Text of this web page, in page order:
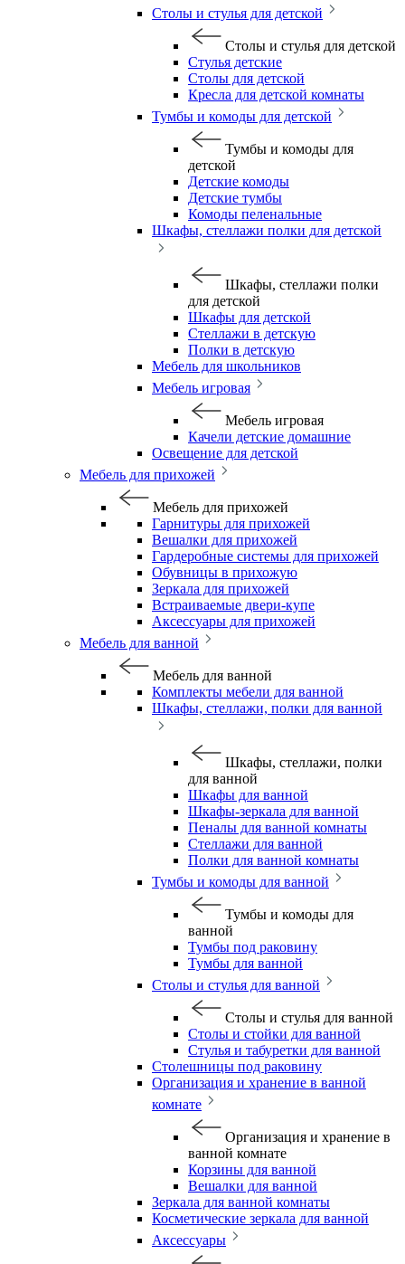
Столы и стулья для детской
Столы и стулья для детской
Стулья детские
Столы для детской
Кресла для детской комнаты
Тумбы и комоды для детской
Тумбы и комоды для
детской
Детские комоды
Детские тумбы
Комоды пеленальные
Шкафы, стеллажи полки для детской
Шкафы, стеллажи полки
для детской
Шкафы для детской
Стеллажи в детскую
Полки в детскую
Мебель для школьников
Мебель игровая
Мебель игровая
Качели детские домашние
Освещение для детской
Мебель для прихожей
Мебель для прихожей
Гарнитуры для прихожей
Вешалки для прихожей
Гардеробные системы для прихожей
Обувницы в прихожую
Зеркала для прихожей
Встраиваемые двери-купе
Аксессуары для прихожей
Мебель для ванной
Мебель для ванной
Комплекты мебели для ванной
Шкафы, стеллажи, полки для ванной
Шкафы, стеллажи, полки
для ванной
Шкафы для ванной
Шкафы-зеркала для ванной
Пеналы для ванной комнаты
Стеллажи для ванной
Полки для ванной комнаты
Тумбы и комоды для ванной
Тумбы и комоды для
ванной
Тумбы под раковину
Тумбы для ванной
Столы и стулья для ванной
Столы и стулья для ванной
Столы и стойки для ванной
Стулья и табуретки для ванной
Столешницы под раковину
Организация и хранение в ванной
комнате
Организация и хранение в
ванной комнате
Корзины для ванной
Вешалки для ванной
Зеркала для ванной комнаты
Косметические зеркала для ванной
Аксессуары